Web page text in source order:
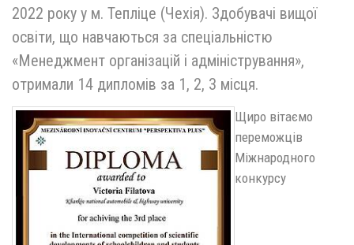
2022 року у м. Тепліце (Чехія). Здобувачі вищої
освіти, що навчаються за спеціальністю
«Менеджмент організацій і адміністрування»,
отримали 14 дипломів за 1, 2, 3 місця.
Щиро вітаємо
переможців
Міжнародного
конкурсу